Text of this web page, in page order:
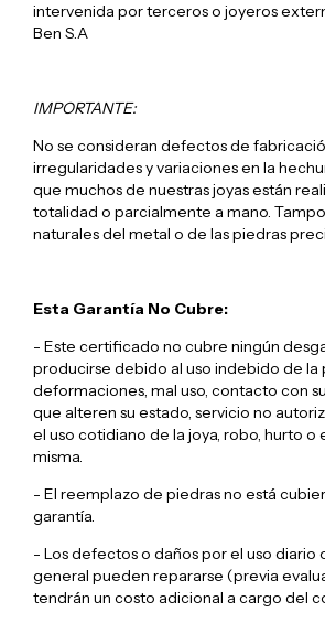
intervenida por terceros o joyeros
Ben S.A
IMPORTANTE:
No se consideran defectos de
irregularidades y variaciones en la
que muchos de nuestras joyas están
totalidad o parcialmente a mano.
naturales del metal o de las piedras
Esta Garantía No Cubre:
- Este certificado no cubre ningún
producirse debido al uso indebido de la
deformaciones, mal uso, contacto con
que alteren su estado, servicio no
el uso cotidiano de la joya, robo, hurto o
misma.
- El reemplazo de piedras no está
garantía.
- Los defectos o daños por el uso diario
general pueden repararse (previa
tendrán un costo adicional a cargo del